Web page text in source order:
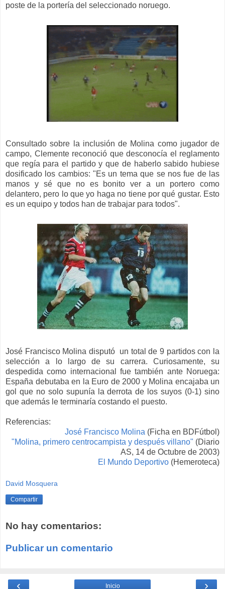
poste de la portería del seleccionado noruego.
Consultado sobre la inclusión de Molina como jugador de
campo, Clemente reconoció que desconocía el reglamento
que regía para el partido y que de haberlo sabido hubiese
dosificado los cambios: "Es un tema que se nos fue de las
manos y sé que no es bonito ver a un portero como
delantero, pero lo que yo haga no tiene por qué gustar. Esto
es un equipo y todos han de trabajar para todos".
José Francisco Molina disputóun total de 9 partidos con la
selección a lo largo de su carrera. Curiosamente, su
despedida como internacional fue también ante Noruega:
España debutaba en la Euro de 2000 y Molina encajaba un
gol que no solo supunía la derrota de los suyos (0-1) sino
que además le terminaría costando el puesto.
Referencias:
José Francisco Molina (Ficha en BDFútbol)
"Molina, primero centrocampista y después villano" (Diario
AS, 14 de Octubre de 2003)
El
Mundo Deportivo (Hemeroteca)
David Mosquera
Compartir
No hay comentarios:
Publicar un comentario
‹ ›
Inicio